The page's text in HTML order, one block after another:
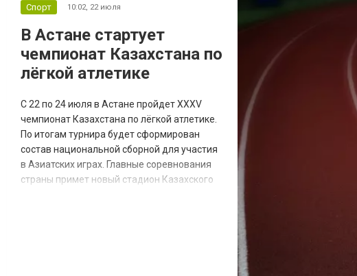
Спорт 10:02, 22 июля
В Астане стартует
чемпионат Казахстана по
лёгкой атлетике
С 22 по 24 июля в Астане пройдет XXXV
чемпионат Казахстана по лёгкой атлетике.
По итогам турнира будет сформирован
состав национальной сборной для участия
в Азиатских играх. Главные соревнования
страны примет новый стадион Казахского